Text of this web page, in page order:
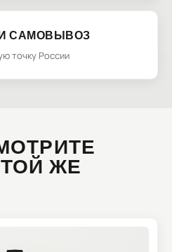
САМОВЫВОЗ
точку России
ЖЕ